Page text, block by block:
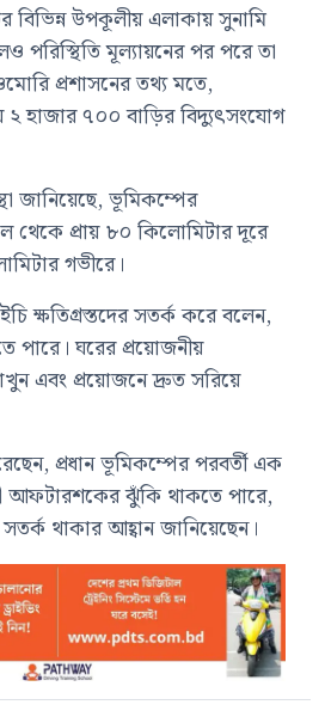
বিভিন্ন উপকূলীয় এলাকায় সুনামি
পরিস্থিতি মূল্যায়নের পর পরে তা
প্রশাসনের তথ্য মতে,
২ হাজার ৭০০ বাড়ির বিদ্যুৎসংযোগ
জানিয়েছে, ভূমিকম্পের
থেকে প্রায় ৮০ কিলোমিটার দূরে
গভীরে।
ক্ষতিগ্রস্তদের সতর্ক করে বলেন,
ঘরের প্রয়োজনীয়
এবং প্রয়োজনে দ্রুত সরিয়ে
প্রধান ভূমিকম্পের পরবর্তী এক
আফটারশকের ঝুঁকি থাকতে পারে,
থাকার আহ্বান জানিয়েছেন।